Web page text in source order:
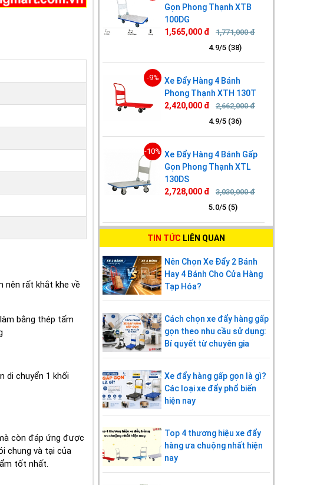
nên rất khắt khe về
bằng thép tấm
di chuyển 1 khối
còn đáp ứng được
chung và tại của
tốt nhất.
Gọn Phong Thạnh XTB
100DG
1,565,000 đ
1,771,000 đ
4.9/5 (38)
-9%
Xe Đẩy Hàng 4 Bánh
Phong Thạnh XTH 130T
2,420,000 đ
2,662,000 đ
4.9/5 (36)
-10% Xe Đẩy Hàng 4 Bánh Gấp
Gọn Phong Thạnh XTL
130DS
2,728,000 đ
3,030,000 đ
5.0/5 (5)
TIN TỨC LIÊN QUAN
Nên Chọn Xe Đẩy 2 Bánh
Hay 4 Bánh Cho Cửa Hàng
Tạp Hóa?
Cách chọn xe đẩy hàng gấp
gọn theo nhu cầu sử dụng:
Bí quyết từ chuyên gia
Xe đẩy hàng gấp gọn là gì?
Các loại xe đẩy phổ biến
hiện nay
Top 4 thương hiệu xe đẩy
hàng ưa chuộng nhất hiện
nay